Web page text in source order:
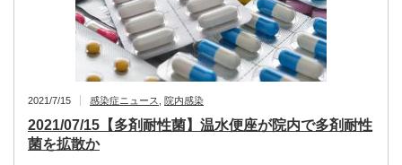
2021/7/15 感染症ニュース 院内感染
2021/07/15【多剤耐性菌】温水便座が院内で多剤耐性
菌を拡散か